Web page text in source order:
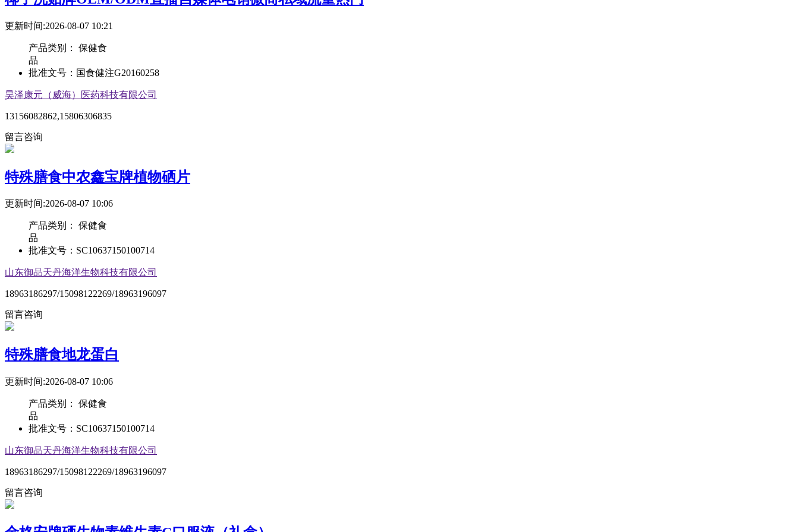
更新时间:2026-08-07 10:21
产品类别： 保健食
品
批准文号： 国食健注G20160258
昊泽康元（威海）医药科技有限公司
13156082862,15806306835
留言咨询
特殊膳食中农鑫宝牌植物硒片
更新时间:2026-08-07 10:06
产品类别： 保健食
品
批准文号： SC10637150100714
山东御品天丹海洋生物科技有限公司
18963186297/15098122269/18963196097
留言咨询
特殊膳食地龙蛋白
更新时间:2026-08-07 10:06
产品类别： 保健食
品
批准文号： SC10637150100714
山东御品天丹海洋生物科技有限公司
18963186297/15098122269/18963196097
留言咨询